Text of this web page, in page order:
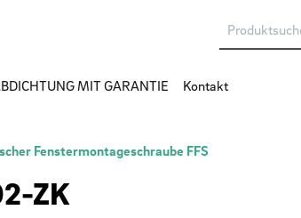
MIT GARANTIE Kontakt
Fenstermontageschraube FFS
ZK